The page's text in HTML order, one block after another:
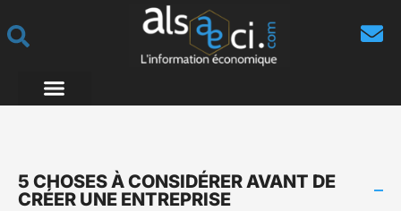
5 CHOSES À CONSIDÉRER AVANT DE
CRÉER UNE ENTREPRISE